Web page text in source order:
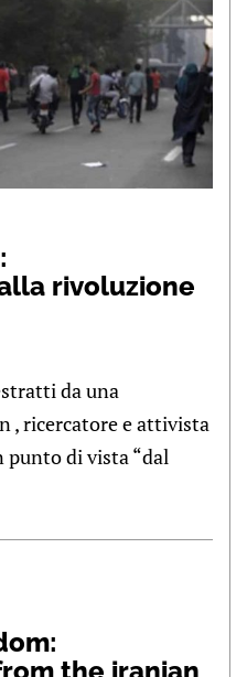
rivoluzione
da una
, ricercatore e attivista
punto di vista “dal